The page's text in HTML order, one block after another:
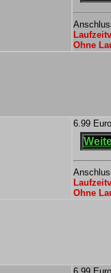
Ohne
6.99 Euro
Ohne